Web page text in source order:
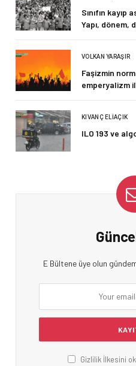
Sınıfın
Yapı, dönem,
VOLKAN YARAŞIR
Faşizmin
emperyalizm
KIVANÇ ELIAÇIK
ILO 193 ve
E Bültene üye olun
Gizlilik İlkesini